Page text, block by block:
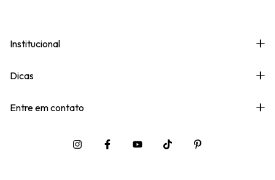
Institucional
Dicas
Entre em contato